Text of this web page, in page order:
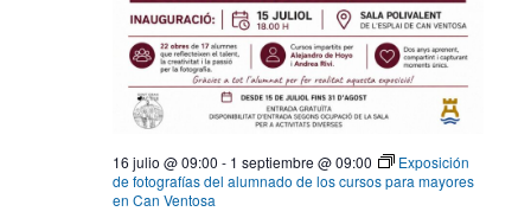
16 julio @ 09:00 - 1 septiembre @ 09:00
Exposición
de fotografías del alumnado de los cursos para mayores
en Can Ventosa